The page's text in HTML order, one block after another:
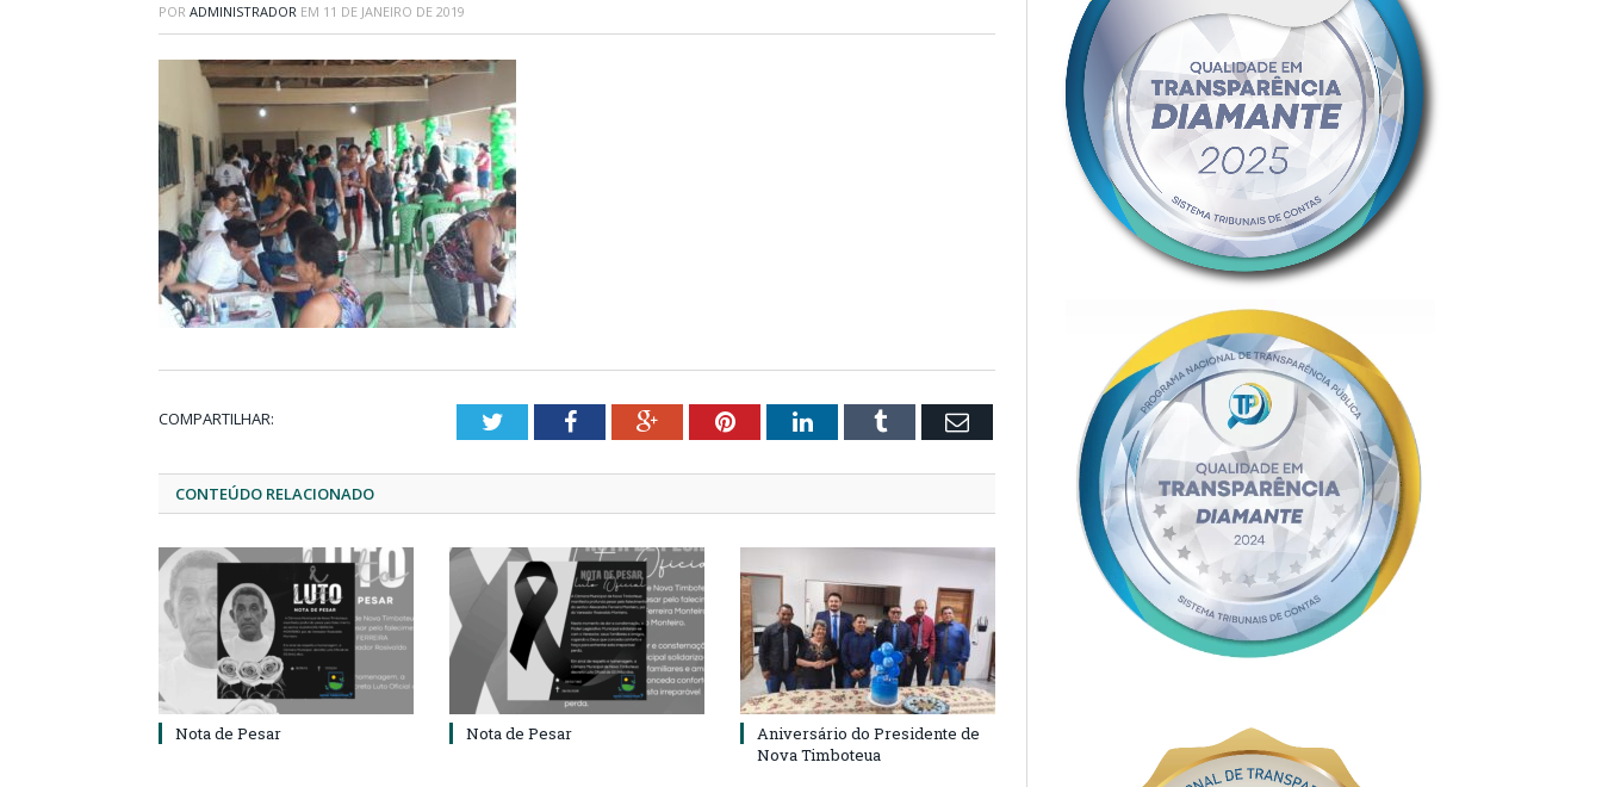
POR ADMINISTRADOR EM 11 DE JANEIRO DE 2019
COMPARTILHAR: TwitterFacebookGoogle+PinterestLinkedInTumblr Email
CONTEÚDO RELACIONADO
Nota de Pesar Nota de Pesar
Aniversário do Presidente de
Nova Timboteua